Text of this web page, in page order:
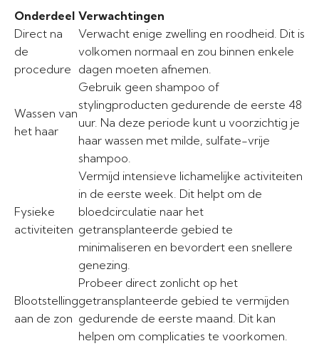
Onderdeel Verwachtingen
Direct na
de
procedure
Verwacht enige zwelling en roodheid. Dit is
volkomen normaal en zou binnen enkele
dagen moeten afnemen.
Wassen van
het haar
Gebruik geen shampoo of
stylingproducten gedurende de eerste 48
uur. Na deze periode kunt u voorzichtig je
haar wassen met milde, sulfate-vrije
shampoo.
Fysieke
activiteiten
Vermijd intensieve lichamelijke activiteiten
in de eerste week. Dit helpt om de
bloedcirculatie naar het
getransplanteerde gebied te
minimaliseren en bevordert een snellere
genezing.
Blootstelling
aan de zon
Probeer direct zonlicht op het
getransplanteerde gebied te vermijden
gedurende de eerste maand. Dit kan
helpen om complicaties te voorkomen.